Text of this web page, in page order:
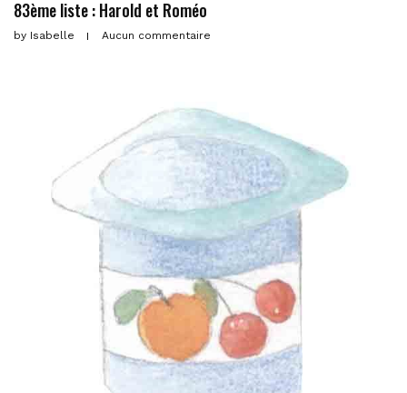
83ème liste : Harold et Roméo
by Isabelle Aucun commentaire